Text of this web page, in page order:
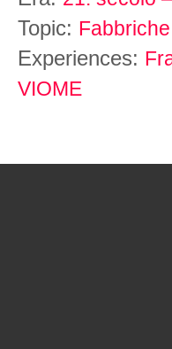
Topic:
Experiences:
VIOME